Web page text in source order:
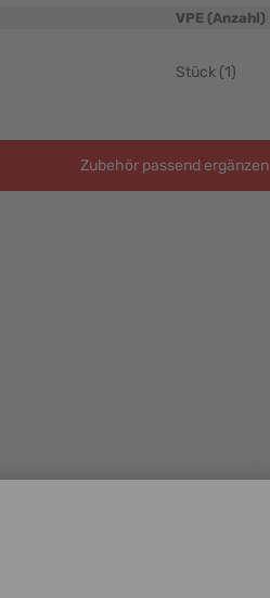
VPE (Anzahl)
Stück (1)
Zubehör passend ergänzen